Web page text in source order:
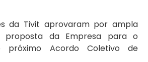
da Tivit aprovaram por ampla
proposta da Empresa para o
próximo Acordo Coletivo de